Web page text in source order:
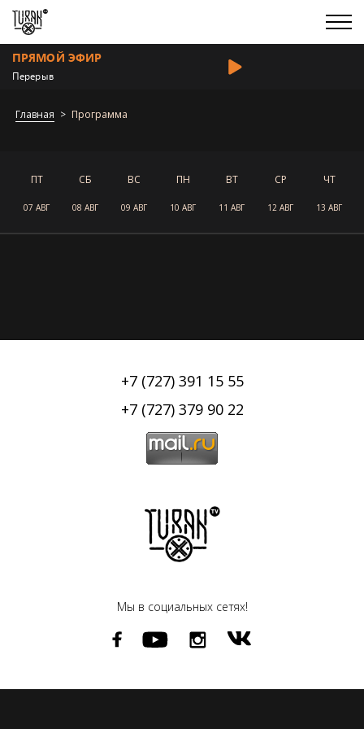
ПРЯМОЙ ЭФИР
Перерыв
Главная Программа
ПТ
07 АВГ
СБ
08 АВГ
ВС
09 АВГ
ПН
10 АВГ
ВТ
11 АВГ
СР
12 АВГ
ЧТ
13 АВГ
Мы в социальных сетях!
+7 (727) 391 15 55
+7 (727) 379 90 22